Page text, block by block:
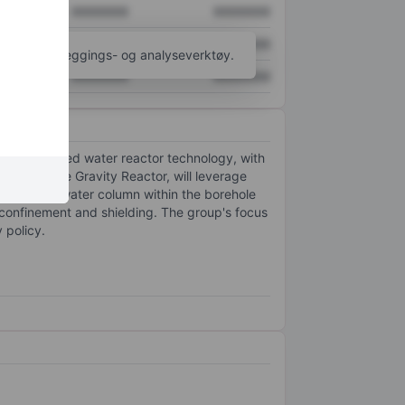
XXXXXXX XXXXXXX
flere kartleggings- og analyseverktøy.
pressurized water reactor technology, with
to as the Gravity Reactor, will leverage
from a water column within the borehole
and shielding. The group's focus
policy.